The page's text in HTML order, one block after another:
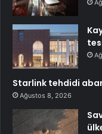
Starlink tehdidi
Ağustos 8, 2026